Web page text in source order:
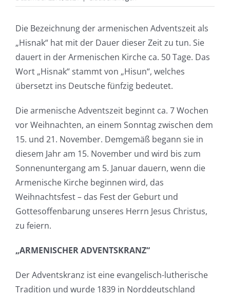
Die Bezeichnung der armenischen Adventszeit als
„Hisnak“ hat mit der Dauer dieser Zeit zu tun. Sie
dauert in der Armenischen Kirche ca. 50 Tage. Das
Wort „Hisnak“ stammt von „Hisun“, welches
übersetzt ins Deutsche fünfzig bedeutet.
Die armenische Adventszeit beginnt ca. 7 Wochen
vor Weihnachten, an einem Sonntag zwischen dem
15. und 21. November. Demgemäß begann sie in
diesem Jahr am 15. November und wird bis zum
Sonnenuntergang am 5. Januar dauern, wenn die
Armenische Kirche beginnen wird, das
Weihnachtsfest – das Fest der Geburt und
Gottesoffenbarung unseres Herrn Jesus Christus,
zu feiern.
„ARMENISCHER ADVENTSKRANZ“
Der Adventskranz ist eine evangelisch-lutherische
Tradition und wurde 1839 in Norddeutschland